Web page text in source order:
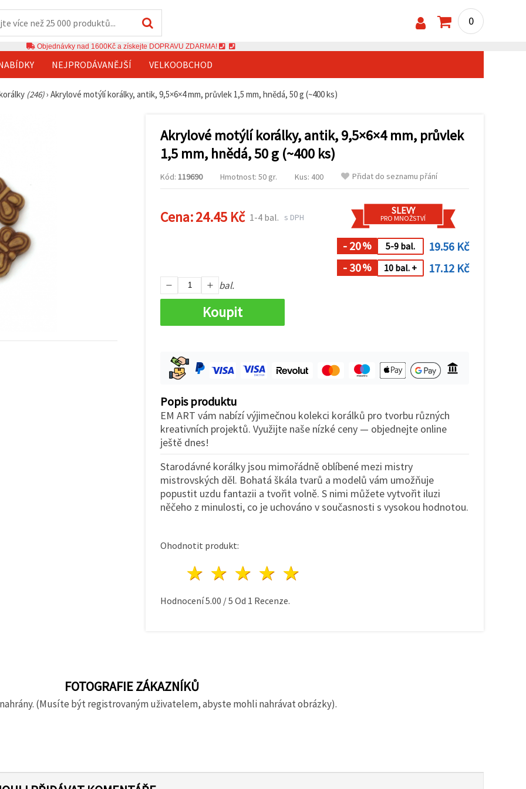
0
Objednávky nad 1600Kč a získejte DOPRAVU ZDARMA!
NEJPRODÁVANĚJŠÍ VELKOOBCHOD
(246)› Akrylové motýlí korálky, antik, 9,5×6×4 mm, průvlek 1,5 mm, hnědá, 50 g (~400 ks)
Akrylové motýlí korálky, antik, 9,5×6×4 mm, průvlek
1,5 mm, hnědá, 50 g (~400 ks)
Kód: 119690 Hmotnost: 50 gr. Kus: 400 Přidat do seznamu přání
Cena:24.45 Kč 1-4 bal. s DPH
SLEVY
PRO MNOŽSTVÍ
- 20% 5-9 bal.
19.56 Kč
- 30% 10 bal. + 17.12 Kč
bal.
Koupit
Popis produktu
EM ART vám nabízí výjimečnou kolekci korálků pro tvorbu různých
kreativních projektů. Využijte naše nízké ceny — objednejte online
ještě dnes!
Starodávné korálky jsou mimořádně oblíbené mezi mistry
mistrovských děl. Bohatá škála tvarů a modelů vám umožňuje
popustit uzdu fantazii a tvořit volně. S nimi můžete vytvořit iluzi
něčeho z minulosti, co je uchováno v současnosti s vysokou hodnotou.
Ohodnotit produkt:
4 hvězdy
3 hvězdy
2 hvězdy
1 hvězda
Hodnocení5.00 /5 Od 1 Recenze.
FOTOGRAFIE ZÁKAZNÍKŮ
(Musíte být registrovaným uživatelem, abyste mohli nahrávat obrázky).